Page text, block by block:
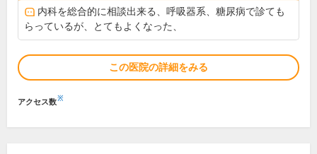
内科を総合的に相談出来る、呼吸器系、糖尿病で診ても
らっているが、とてもよくなった、
この医院の詳細をみる
アクセス数※